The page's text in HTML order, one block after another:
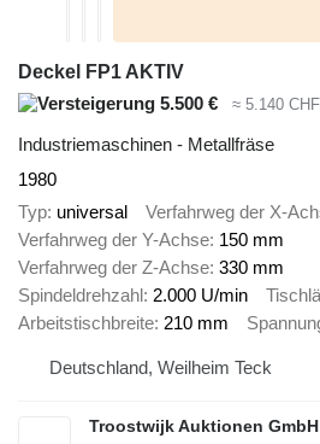
Deckel FP1 AKTIV
5.500 €
≈ 5.140 CHF
Industriemaschinen - Metallfräse
1980
Typ universal Verfahrweg der X-
Verfahrweg der Y-Achse 150 mm
Verfahrweg der Z-Achse 330 mm
Spindeldrehzahl 2.000 U/min
Arbeitstischbreite 210 mm
Deutschland, Weilheim Teck
Troostwijk Auktionen GmbH